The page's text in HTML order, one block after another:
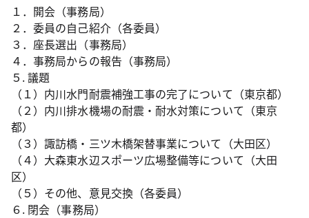
１．開会（事務局）
２．委員の自己紹介（各委員）
３．座長選出（事務局）
４．事務局からの報告（事務局）
５. 議題
（１）内川水門耐震補強工事の完了について（東京都）
（２）内川排水機場の耐震・耐水対策について（東京
都）
（３）諏訪橋・三ツ木橋架替事業について（大田区）
（４）大森東水辺スポーツ広場整備等について（大田
区）
（５）その他、意見交換（各委員）
６. 閉会（事務局）